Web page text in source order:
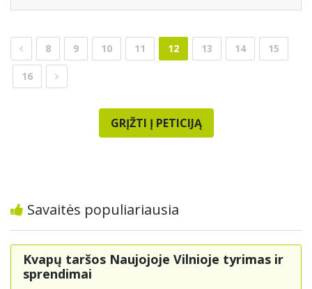
8 9 10 11 12 13 14 15
16
GRĮŽTI Į PETICIJĄ
Savaitės populiariausia
Kvapų taršos Naujojoje Vilnioje tyrimas ir
sprendimai